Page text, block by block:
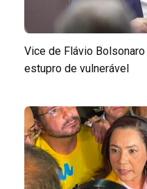
Vice de Flávio
estupro de vulnerável